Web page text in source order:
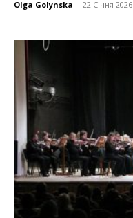
Olga Golynska - 22 Січня 2026